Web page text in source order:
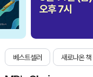
베스트셀러 새로나온 책